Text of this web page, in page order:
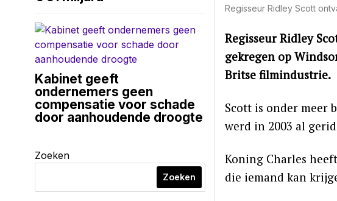
Regisseur Ridley Scott
Regisseur Ridley
gekregen op
Britse filmindustrie.
Scott is onder meer
werd in 2003 al
Koning Charles
die iemand kan
Kabinet geeft
ondernemers geen
compensatie voor schade
door aanhoudende droogte
Zoeken
Zoeken